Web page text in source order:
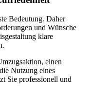
Bedeutung. Daher
und Wünsche
klare
einen
Nutzung eines
Sie professionell und